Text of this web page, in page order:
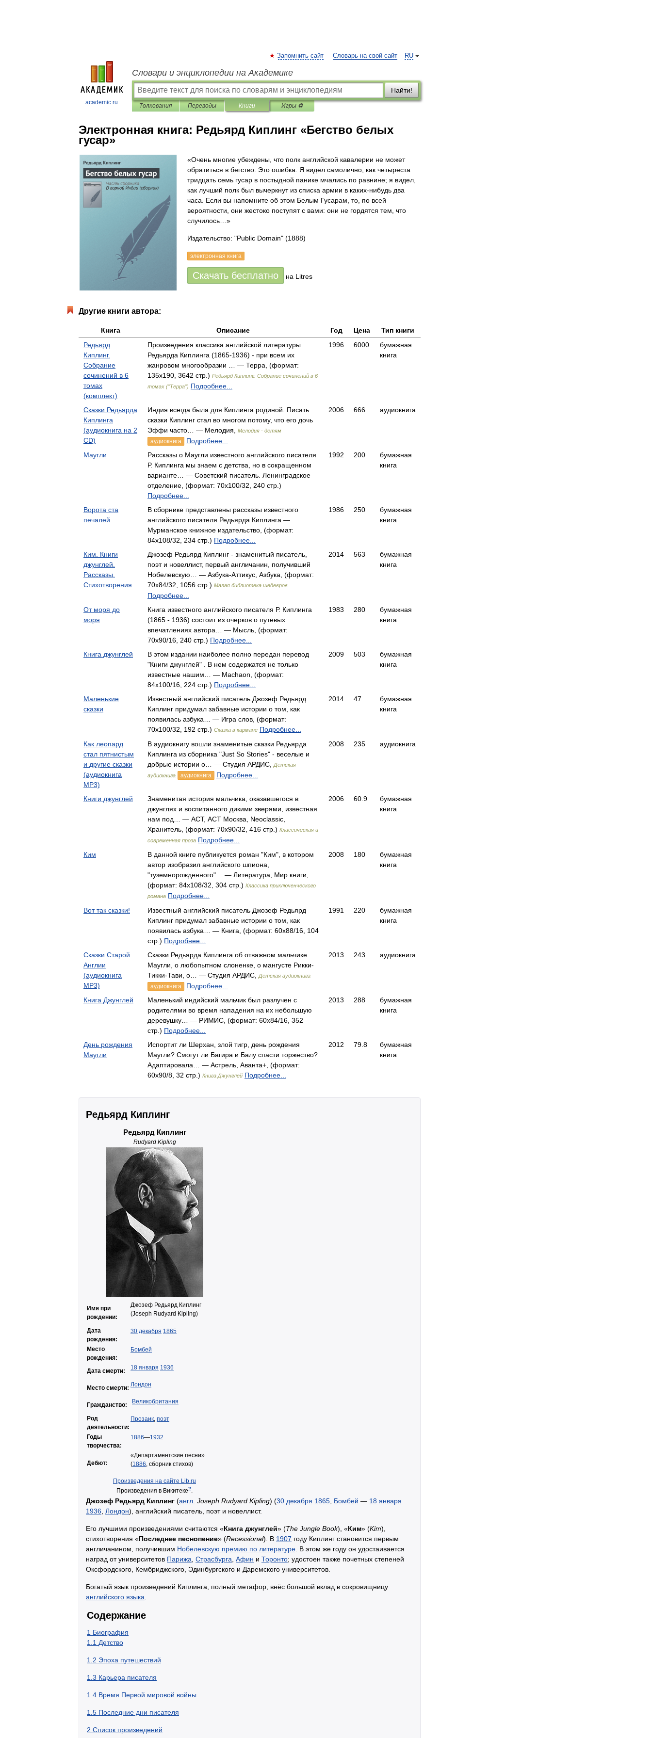
academic.ru
RU
Запомнить сайт Словарь на свой сайт
Словари и энциклопедии на Академике
Найти!
Толкования Переводы Книги Игры ⚽
Электронная книга: Редьярд Киплинг «Бегство белых
гусар»
«Очень многие убеждены, что полк английской кавалерии не может
обратиться в бегство. Это ошибка. Я видел самолично, как четыреста
тридцать семь гусар в постыдной панике мчались по равнине; я видел,
как лучший полк был вычеркнут из списка армии в каких-нибудь два
часа. Если вы напомните об этом Белым Гусарам, то, по всей
вероятности, они жестоко поступят с вами: они не гордятся тем, что
случилось…»
Издательство: "Public Domain" (1888)
электронная книга
Скачать бесплатно на Litres
Другие книги автора:
Книга Описание Год Цена
Тип книги
Редьярд
Киплинг.
Собрание
сочинений в 6
томах
(комплект)
Произведения классика английской литературы
Редьярда Киплинга (1865-1936) - при всем их
жанровом многообразии … — Терра, (формат:
135x190, 3642 стр.) Редьярд Киплинг. Собрание сочинений в 6
томах ("Терра") Подробнее...
1996 6000
бумажная
книга
Сказки Редьярда
Киплинга
(аудиокнига на 2
CD)
Индия всегда была для Киплинга родиной. Писать
сказки Киплинг стал во многом потому, что его дочь
Эффи часто… — Мелодия,
Мелодия - детям
аудиокнига Подробнее...
2006 666 аудиокнига
Маугли
Рассказы о Маугли известного английского писателя
Р. Киплинга мы знаем с детства, но в сокращенном
варианте… — Советский писатель. Ленинградское
отделение, (формат: 70x100/32, 240 стр.)
Подробнее...
1992 200
бумажная
книга
Ворота ста
печалей
В сборнике представлены рассказы известного
английского писателя Редьярда Киплинга —
Мурманское книжное издательство, (формат:
84x108/32, 234 стр.) Подробнее...
1986 250
бумажная
книга
Ким. Книги
джунглей.
Рассказы.
Стихотворения
Джозеф Редьярд Киплинг - знаменитый писатель,
поэт и новеллист, первый англичанин, получивший
Нобелевскую… — Азбука-Аттикус, Азбука, (формат:
70x84/32, 1056 стр.) Малая библиотека шедевров
Подробнее...
2014 563
бумажная
книга
От моря до
моря
Книга известного английского писателя Р. Киплинга
(1865 - 1936) состоит из очерков о путевых
впечатлениях автора… — Мысль, (формат:
70x90/16, 240 стр.) Подробнее...
1983 280
бумажная
книга
Книга джунглей
В этом издании наиболее полно передан перевод
"Книги джунглей" . В нем содержатся не только
известные нашим… — Machaon, (формат:
84x100/16, 224 стр.) Подробнее...
2009 503
бумажная
книга
Маленькие
сказки
Известный английский писатель Джозеф Редьярд
Киплинг придумал забавные истории о том, как
появилась азбука… — Игра слов, (формат:
70x100/32, 192 стр.) Сказка в кармане Подробнее...
2014 47
бумажная
книга
Как леопард
стал пятнистым
и другие сказки
(аудиокнига
MP3)
В аудиокнигу вошли знаменитые сказки Редьярда
Киплинга из сборника "Just So Stories" - веселые и
добрые истории о… — Студия АРДИС,
Детская
аудиокнига
аудиокнига Подробнее...
2008 235 аудиокнига
Книги джунглей
Знаменитая история мальчика, оказавшегося в
джунглях и воспитанного дикими зверями, известная
нам под… — АСТ, АСТ Москва, Neoclassic,
Хранитель, (формат: 70x90/32, 416 стр.) Классическая и
современная проза Подробнее...
2006 60.9
бумажная
книга
Ким
В данной книге публикуется роман "Ким", в котором
автор изобразил английского шпиона,
"туземнорожденного"… — Литература, Мир книги,
(формат: 84x108/32, 304 стр.) Классика приключенческого
романа Подробнее...
2008 180
бумажная
книга
Вот так сказки!
Известный английский писатель Джозеф Редьярд
Киплинг придумал забавные истории о том, как
появилась азбука… — Книга, (формат: 60x88/16, 104
стр.) Подробнее...
1991 220
бумажная
книга
Сказки Старой
Англии
(аудиокнига
MP3)
Сказки Редьярда Киплинга об отважном мальчике
Маугли, о любопытном слоненке, о мангусте Рикки-
Тикки-Тави, о… — Студия АРДИС,
Детская аудиокнига
аудиокнига Подробнее...
2013 243 аудиокнига
Книга Джунглей
Маленький индийский мальчик был разлучен с
родителями во время нападения на их небольшую
деревушку… — РИМИС, (формат: 60x84/16, 352
стр.) Подробнее...
2013 288
бумажная
книга
День рождения
Маугли
Испортит ли Шерхан, злой тигр, день рождения
Маугли? Смогут ли Багира и Балу спасти торжество?
Адаптировала… — Астрель, Аванта+, (формат:
60x90/8, 32 стр.) Книга Джунглей Подробнее...
2012 79.8
бумажная
книга
Редьярд Киплинг
Редьярд Киплинг
Rudyard Kipling
Имя при
рождении:
Джозеф Редьярд Киплинг
(Joseph Rudyard Kipling)
Дата
рождения:
30 декабря 1865
Место
рождения:
Бомбей
Дата смерти: 18 января 1936
Место смерти: Лондон
Гражданство: Великобритания
Род
деятельности:
Прозаик, поэт
Годы
творчества:
1886—1932
Дебют:
«Департаментские песни»
(1886, сборник стихов)
Произведения на сайте Lib.ru
Произведения в Викитеке?.
Джозеф Редьярд Киплинг (англ. Joseph Rudyard Kipling) (30 декабря 1865 Бомбей — 18 января
1936 Лондон), английский писатель, поэт и новеллист.
Его лучшими произведениями считаются «Книга джунглей» (The Jungle Book), «Ким» (Kim),
стихотворения «Последнее песнопение» (Recessional). В 1907 году Киплинг становится первым
англичанином, получившим Нобелевскую премию по литературе . В этом же году он удостаивается
наград от университетов Парижа Страсбурга Афин и Торонто; удостоен также почетных степеней
Оксфордского, Кембриджского, Эдинбургского и Даремского университетов.
Богатый язык произведений Киплинга, полный метафор, внёс большой вклад в сокровищницу
английского языка
Содержание
1 Биография
1.1 Детство
1.2 Эпоха путешествий
1.3 Карьера писателя
1.4 Время Первой мировой войны
1.5 Последние дни писателя
2 Список произведений